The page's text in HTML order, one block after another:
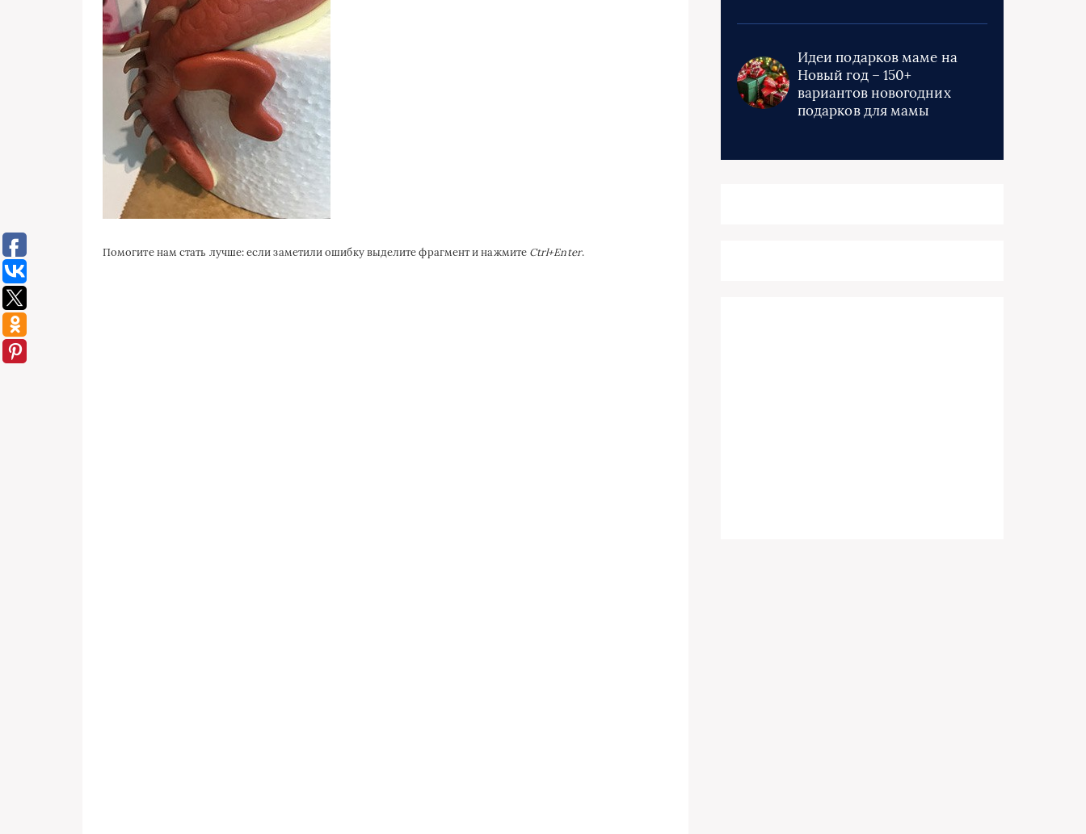
Помогите нам стать лучше: если заметили ошибку выделите фрагмент и нажмите Ctrl+Enter.
Идеи подарков маме на
Новый год – 150+
вариантов новогодних
подарков для мамы